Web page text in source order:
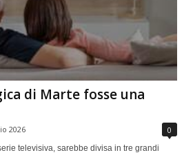
di Marte fosse una
2026 0
televisiva, sarebbe divisa in tre grandi